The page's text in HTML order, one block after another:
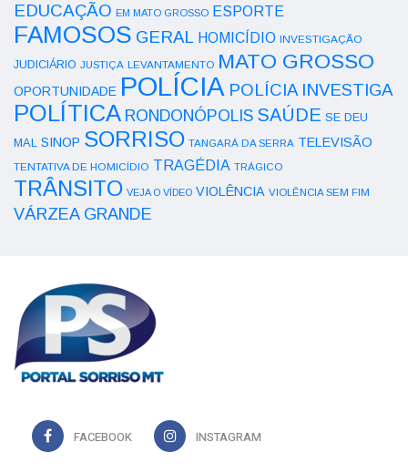
EDUCAÇÃO EM MATO GROSSO ESPORTE
FAMOSOS GERAL HOMICÍDIO INVESTIGAÇÃO
JUDICIÁRIO JUSTIÇA LEVANTAMENTO MATO GROSSO
OPORTUNIDADE POLÍCIA POLÍCIA INVESTIGA
POLÍTICA RONDONÓPOLIS SAÚDE SE DEU
MAL SINOP SORRISO TANGARÁ DA SERRA TELEVISÃO
TENTATIVA DE HOMICÍDIO TRAGÉDIA TRÁGICO
TRÂNSITO VEJA O VÍDEO VIOLÊNCIA VIOLÊNCIA SEM FIM
VÁRZEA GRANDE
FACEBOOK INSTAGRAM